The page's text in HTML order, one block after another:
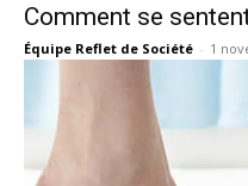
Comment se
Équipe Reflet de Société - 1